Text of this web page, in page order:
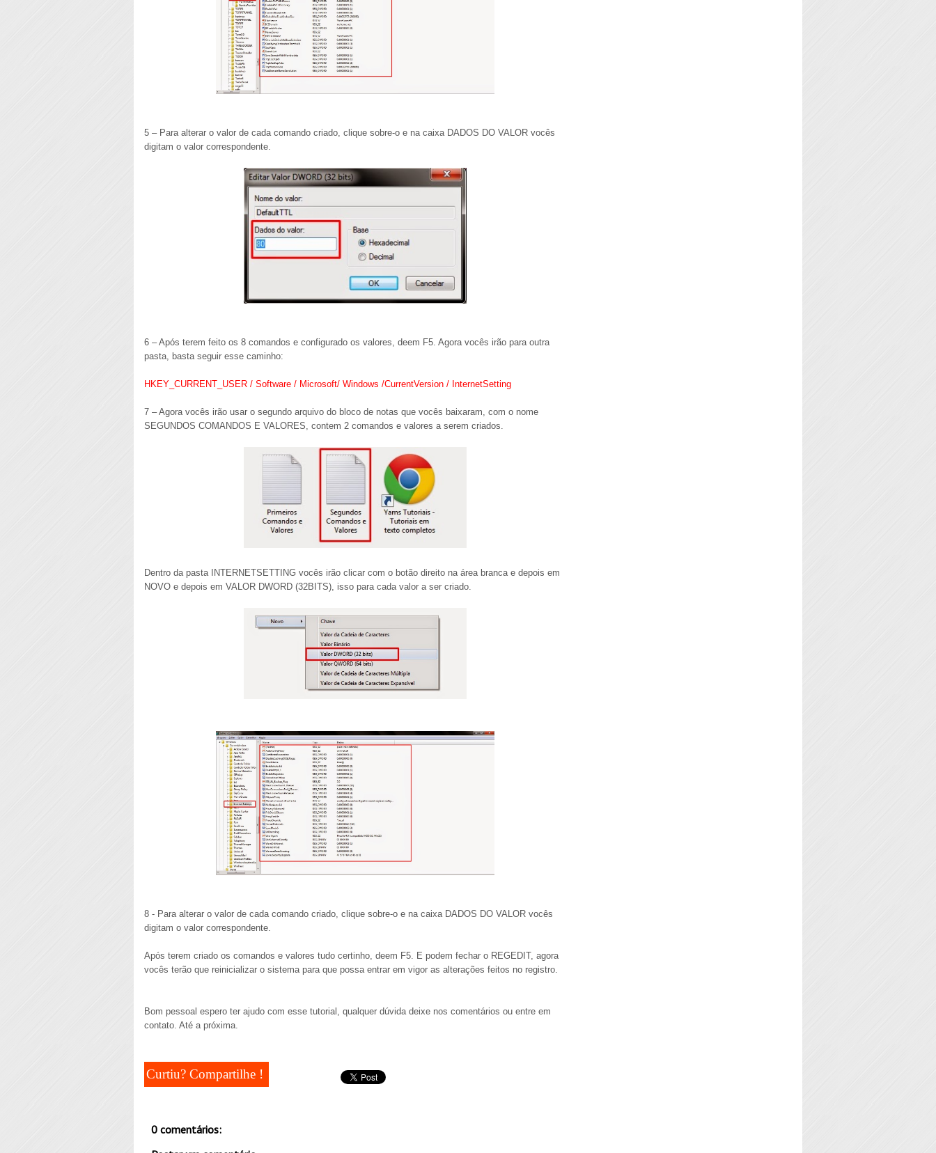
5 – Para alterar o valor de cada comando criado, clique sobre-o e na caixa DADOS DO VALOR vocês
digitam o valor correspondente.
6 – Após terem feito os 8 comandos e configurado os valores, deem F5. Agora vocês irão para outra
pasta, basta seguir esse caminho:
HKEY_CURRENT_USER / Software / Microsoft/ Windows /CurrentVersion / InternetSetting
7 – Agora vocês irão usar o segundo arquivo do bloco de notas que vocês baixaram, com o nome
SEGUNDOS COMANDOS E VALORES, contem 2 comandos e valores a serem criados.
Dentro da pasta INTERNETSETTING vocês irão clicar com o botão direito na área branca e depois em
NOVO e depois em VALOR DWORD (32BITS), isso para cada valor a ser criado.
8 - Para alterar o valor de cada comando criado, clique sobre-o e na caixa DADOS DO VALOR vocês
digitam o valor correspondente.
Após terem criado os comandos e valores tudo certinho, deem F5. E podem fechar o REGEDIT, agora
vocês terão que reinicializar o sistema para que possa entrar em vigor as alterações feitos no registro.
Bom pessoal espero ter ajudo com esse tutorial, qualquer dúvida deixe nos comentários ou entre em
contato. Até a próxima.
Curtiu? Compartilhe !
0 comentários: